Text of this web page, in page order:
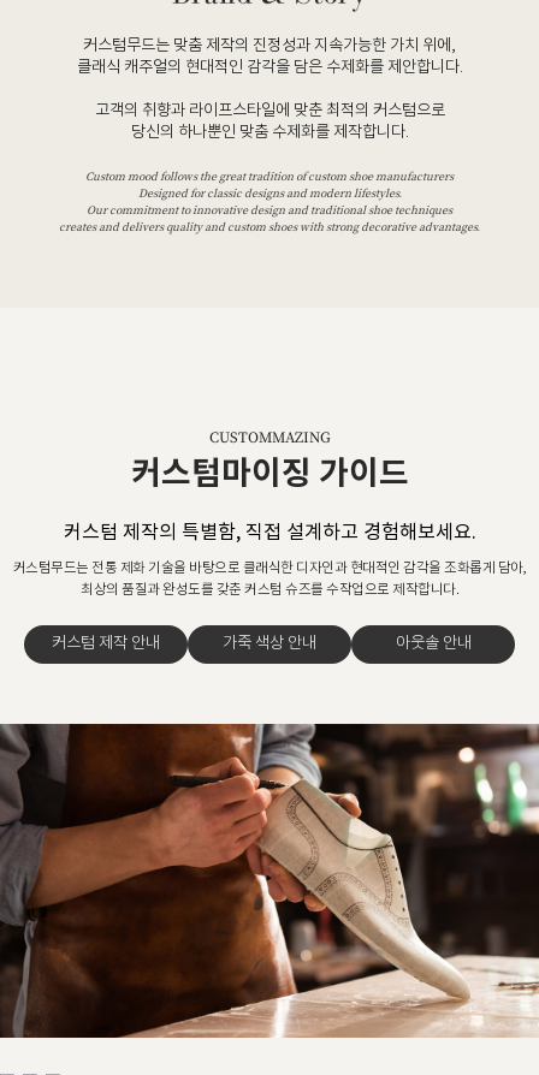
커스텀무드는 맞춤 제작의 진정성과 지속가능한 가치 위에,
클래식 캐주얼의 현대적인 감각을 담은 수제화를 제안합니다.
고객의 취향과 라이프스타일에 맞춘 최적의 커스텀으로
당신의 하나뿐인 맞춤 수제화를 제작합니다.
Custom mood follows the great tradition of custom shoe manufacturers
Designed for classic designs and modern lifestyles.
Our commitment to innovative design and traditional shoe techniques
creates and delivers quality and custom shoes with strong decorative advantages.
CUSTOMMAZING
커스텀마이징 가이드
커스텀 제작의 특별함, 직접 설계하고 경험해보세요.
커스텀무드는 전통 제화 기술을 바탕으로 클래식한 디자인과 현대적인 감각을 조화롭게 담아,
최상의 품질과 완성도를 갖춘 커스텀 슈즈를 수작업으로 제작합니다.
커스텀 제작 안내 가죽 색상 안내 아웃솔 안내